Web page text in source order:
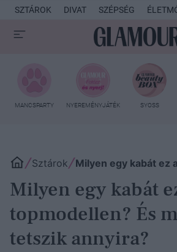
SZTÁROK DIVAT SZÉPSÉG
MANCSPARTY NYEREMÉNYJÁTÉK SYOSS
Sztárok Milyen egy kabát ez
Milyen egy kabát
topmodellen? És
tetszik annyira?